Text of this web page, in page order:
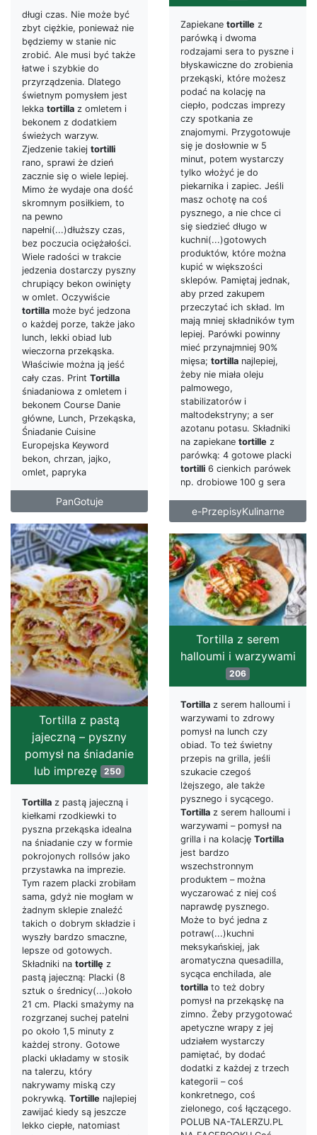
Zapiekane tortille z
parówką i dwoma
rodzajami sera to pyszne i
błyskawiczne do zrobienia
przekąski, które możesz
podać na kolację na
ciepło, podczas imprezy
czy spotkania ze
znajomymi. Przygotowuje
się je dosłownie w 5
minut, potem wystarczy
tylko włożyć je do
piekarnika i zapiec. Jeśli
masz ochotę na coś
pysznego, a nie chce ci
się siedzieć długo w
kuchni(...)gotowych
produktów, które można
kupić w większości
sklepów. Pamiętaj jednak,
aby przed zakupem
przeczytać ich skład. Im
mają mniej składników tym
lepiej. Parówki powinny
mieć przynajmniej 90%
mięsa; tortilla najlepiej,
żeby nie miała oleju
palmowego,
stabilizatorów i
maltodekstryny; a ser
azotanu potasu. Składniki
na zapiekane tortille z
parówką: 4 gotowe placki
tortilli 6 cienkich parówek
np. drobiowe 100 g sera
e-PrzepisyKulinarne
długi czas. Nie może być
zbyt ciężkie, ponieważ nie
będziemy w stanie nic
zrobić. Ale musi być także
łatwe i szybkie do
przyrządzenia. Dlatego
świetnym pomysłem jest
lekka tortilla z omletem i
bekonem z dodatkiem
świeżych warzyw.
Zjedzenie takiej tortilli
rano, sprawi że dzień
zacznie się o wiele lepiej.
Mimo że wydaje ona dość
skromnym posiłkiem, to
na pewno
napełni(...)dłuższy czas,
bez poczucia ociężałości.
Wiele radości w trakcie
jedzenia dostarczy pyszny
chrupiący bekon owinięty
w omlet. Oczywiście
tortilla może być jedzona
o każdej porze, także jako
lunch, lekki obiad lub
wieczorna przekąska.
Właściwie można ją jeść
cały czas. Print Tortilla
śniadaniowa z omletem i
bekonem Course Danie
główne, Lunch, Przekąska,
Śniadanie Cuisine
Europejska Keyword
bekon, chrzan, jajko,
omlet, papryka
PanGotuje
Tortilla z pastą
jajeczną – pyszny
pomysł na śniadanie
lub imprezę 250
Tortilla z pastą jajeczną i
kiełkami rzodkiewki to
pyszna przekąska idealna
na śniadanie czy w formie
pokrojonych rollsów jako
przystawka na imprezie.
Tym razem placki zrobiłam
sama, gdyż nie mogłam w
żadnym sklepie znaleźć
takich o dobrym składzie i
wyszły bardzo smaczne,
lepsze od gotowych.
Składniki na tortillę z
pastą jajeczną: Placki (8
sztuk o średnicy(...)około
21 cm. Placki smażymy na
rozgrzanej suchej patelni
po około 1,5 minuty z
każdej strony. Gotowe
placki układamy w stosik
na talerzu, który
nakrywamy miską czy
pokrywką. Tortille najlepiej
zawijać kiedy są jeszcze
lekko ciepłe, natomiast
Tortilla z serem
halloumi i warzywami
206
Tortilla z serem halloumi i
warzywami to zdrowy
pomysł na lunch czy
obiad. To też świetny
przepis na grilla, jeśli
szukacie czegoś
lżejszego, ale także
pysznego i sycącego.
Tortilla z serem halloumi i
warzywami – pomysł na
grilla i na kolację Tortilla
jest bardzo
wszechstronnym
produktem – można
wyczarować z niej coś
naprawdę pysznego.
Może to być jedna z
potraw(...)kuchni
meksykańskiej, jak
aromatyczna quesadilla,
sycąca enchilada, ale
tortilla to też dobry
pomysł na przekąskę na
zimno. Żeby przygotować
apetyczne wrapy z jej
udziałem wystarczy
pamiętać, by dodać
dodatki z każdej z trzech
kategorii – coś
konkretnego, coś
zielonego, coś łączącego.
POLUB NA-TALERZU.PL